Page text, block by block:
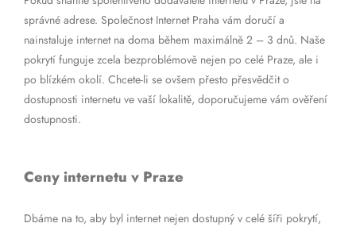
správné adrese. Společnost Internet Praha vám doručí a
nainstaluje internet na doma během maximálně 2 – 3 dnů. Naše
pokrytí funguje zcela bezproblémově nejen po celé Praze, ale i
po blízkém okolí. Chcete-li se ovšem přesto přesvědčit o
dostupnosti internetu ve vaší lokalitě, doporučujeme vám ověření
dostupnosti.
Ceny internetu v Praze
Dbáme na to, aby byl internet nejen dostupný v celé šíři pokrytí,